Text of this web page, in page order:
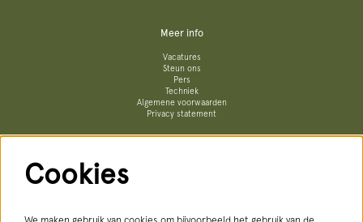
Meer info
Vacatures
Steun ons
Pers
Techniek
Algemene voorwaarden
Privacy statement
Cookies